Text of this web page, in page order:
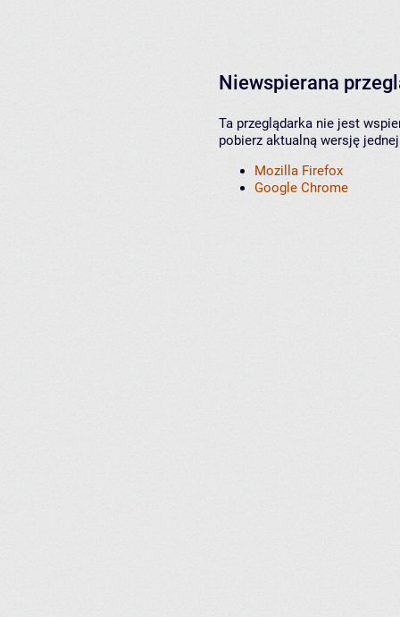
Niewspierana
Ta przeglądarka nie jest
pobierz aktualną wersję
Mozilla Firefox
Google Chrome